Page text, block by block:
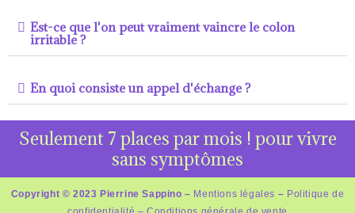
Est-ce que l'on peut vraiment vaincre le colon
irritable ?
En quoi consiste un appel d'échange ?
Seulement 7 places par mois ! pour vivre
sans symptômes
Copyright © 2023 Pierrine Sappino – Mentions légales – Politique de